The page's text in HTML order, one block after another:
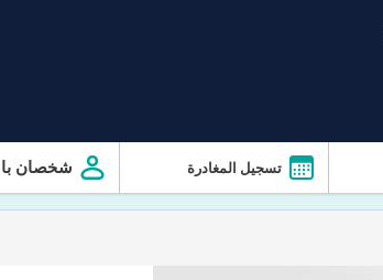
تسجيل المغادرة شخصان